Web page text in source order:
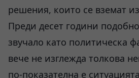
решения, които се вземат
Преди десет години
звучало като политическа
вече не изглежда толкова
по-показателна е